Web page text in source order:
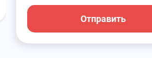
Отправить